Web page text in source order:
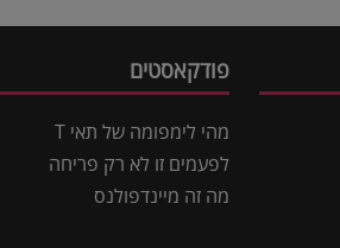
פודקאסטים
מהי לימפומה של תאי T
לפעמים זו לא רק פריחה
מה זה מיינדפולנס